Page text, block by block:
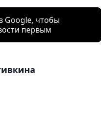
Google, чтобы
первым